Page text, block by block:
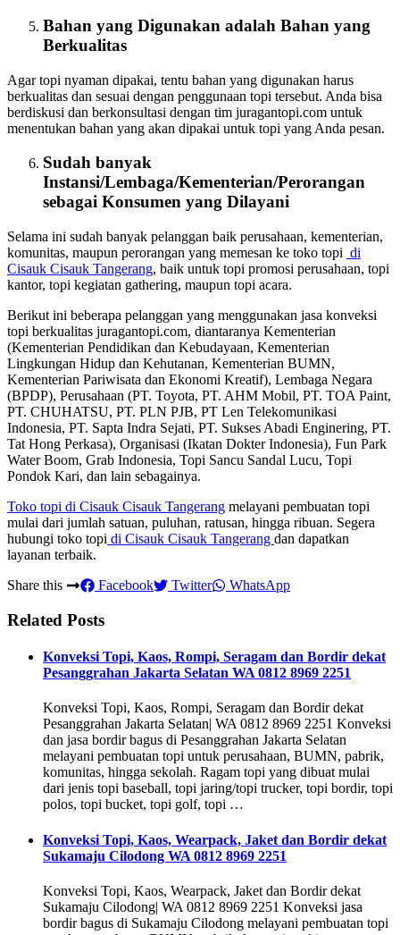
Bahan yang Digunakan adalah Bahan yang
Berkualitas
Agar topi nyaman dipakai, tentu bahan yang digunakan harus
berkualitas dan sesuai dengan penggunaan topi tersebut. Anda bisa
berdiskusi dan berkonsultasi dengan tim juragantopi.com untuk
menentukan bahan yang akan dipakai untuk topi yang Anda pesan.
Sudah banyak
Instansi/Lembaga/Kementerian/Perorangan
sebagai Konsumen yang Dilayani
Selama ini sudah banyak pelanggan baik perusahaan, kementerian,
komunitas, maupun perorangan yang memesan ke toko topi di
Cisauk Cisauk Tangerang, baik untuk topi promosi perusahaan, topi
kantor, topi kegiatan gathering, maupun topi acara.
Berikut ini beberapa pelanggan yang menggunakan jasa konveksi
topi berkualitas juragantopi.com, diantaranya Kementerian
(Kementerian Pendidikan dan Kebudayaan, Kementerian
Lingkungan Hidup dan Kehutanan, Kementerian BUMN,
Kementerian Pariwisata dan Ekonomi Kreatif), Lembaga Negara
(BPDP), Perusahaan (PT. Toyota, PT. AHM Mobil, PT. TOA Paint,
PT. CHUHATSU, PT. PLN PJB, PT Len Telekomunikasi
Indonesia, PT. Sapta Indra Sejati, PT. Sukses Abadi Enginering, PT.
Tat Hong Perkasa), Organisasi (Ikatan Dokter Indonesia), Fun Park
Water Boom, Grab Indonesia, Topi Sancu Sandal Lucu, Topi
Pondok Kari, dan lain sebagainya.
Toko topi di Cisauk Cisauk Tangerang melayani pembuatan topi
mulai dari jumlah satuan, puluhan, ratusan, hingga ribuan. Segera
hubungi toko topi di Cisauk Cisauk Tangerang dan dapatkan
layanan terbaik.
Share this
Facebook Twitter WhatsApp
Related Posts
Konveksi Topi, Kaos, Rompi, Seragam dan Bordir dekat
Pesanggrahan Jakarta Selatan WA 0812 8969 2251
Konveksi Topi, Kaos, Rompi, Seragam dan Bordir dekat
Pesanggrahan Jakarta Selatan| WA 0812 8969 2251 Konveksi
dan jasa bordir bagus di Pesanggrahan Jakarta Selatan
melayani pembuatan topi untuk perusahaan, BUMN, pabrik,
komunitas, hingga sekolah. Ragam topi yang dibuat mulai
dari jenis topi baseball, topi jaring/topi trucker, topi bordir, topi
polos, topi bucket, topi golf, topi …
Konveksi Topi, Kaos, Wearpack, Jaket dan Bordir dekat
Sukamaju Cilodong WA 0812 8969 2251
Konveksi Topi, Kaos, Wearpack, Jaket dan Bordir dekat
Sukamaju Cilodong| WA 0812 8969 2251 Konveksi jasa
bordir bagus di Sukamaju Cilodong melayani pembuatan topi